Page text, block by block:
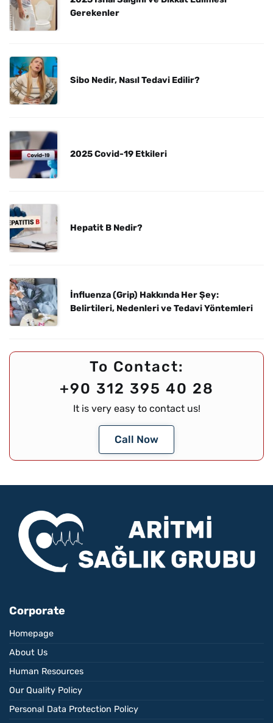
Gerekenler
Sibo Nedir, Nasıl Tedavi Edilir?
2025 Covid-19 Etkileri
Hepatit B Nedir?
İnfluenza (Grip) Hakkında Her Şey:
Belirtileri, Nedenleri ve Tedavi Yöntemleri
To Contact:
+90 312 395 40 28
It is very easy to contact us!
Call Now
Corporate
Homepage
About Us
Human Resources
Our Quality Policy
Personal Data Protection Policy